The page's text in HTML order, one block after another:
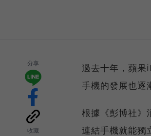
分享
收藏
過去十年，蘋果
手機的發展也逐
根據《彭博社》
連結手機就能獨